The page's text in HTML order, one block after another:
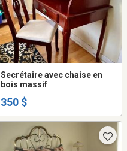
Secrétaire avec chaise en
bois massif
350 $